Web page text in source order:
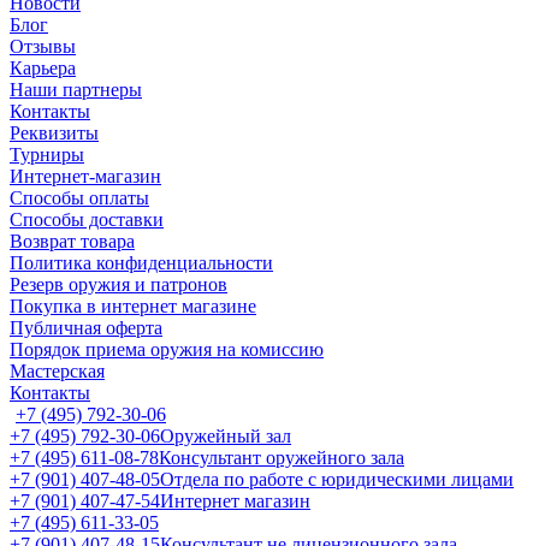
Блог
Отзывы
Карьера
Наши партнеры
Контакты
Реквизиты
Турниры
Интернет-магазин
Способы оплаты
Способы доставки
Возврат товара
Политика конфиденциальности
Резерв оружия и патронов
Покупка в интернет магазине
Публичная оферта
Порядок приема оружия на комиссию
Мастерская
Контакты
+7 (495) 792-30-06
+7 (495) 792-30-06Оружейный зал
+7 (495) 611-08-78Консультант оружейного зала
+7 (901) 407-48-05Отдела по работе с юридическими лицами
+7 (901) 407-47-54Интернет магазин
+7 (495) 611-33-05